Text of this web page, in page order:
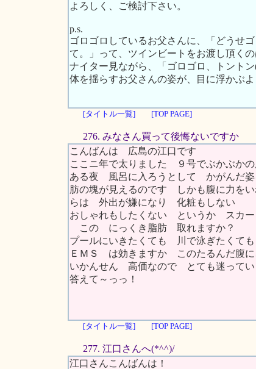
よろしく、ご検討下さい。
p.s.
ゴロゴロしているお父さんに、「どうせ
て。」って、ツインビートをお渡し頂くの
ナイター見ながら、「ゴロゴロ、トント
体を揺らすお父さんの姿が、目に浮かぶ
[タイトル一覧]
[TOP PAGE]
276. みなさん買って後悔ないですか
こんばんは 広島の江口です
ここニ年で太りました ９号でぶかぶかの
ある夜 風呂に入ろうとして かがんだ
肪の塊が見えるのです しかも腹に力を
らは 外出が嫌になり 化粧もしない
おしゃれもしたくない というか スカー
この にっくき脂肪 取れますか？
プールにいきたくても 川で泳ぎたくて
ＥＭＳ は効きますか このたるんだ腹に
いかんせん 高価なので とても迷って
答えて～っっ！
[タイトル一覧] [TOP PAGE]
277. 江口さんへ(*^^)/
江口さんこんばんは！